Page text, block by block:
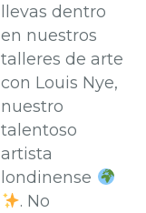
llevas dentro
en nuestros
talleres de arte
con Louis Nye,
nuestro
talentoso
artista
londinense
. No